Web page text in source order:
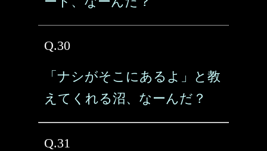
Q.30
「ナシがそこにあるよ」と教
えてくれる沼、なーんだ？
Q.31